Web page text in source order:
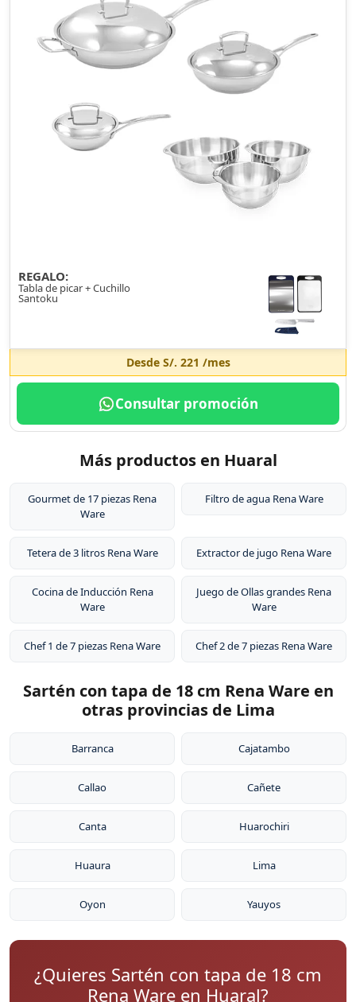
REGALO:
Tabla de picar + Cuchillo
Santoku
Desde S/. 221 /mes
Consultar promoción
Más productos en Huaral
Gourmet de 17 piezas Rena
Ware
Filtro de agua Rena Ware
Tetera de 3 litros Rena Ware Extractor de jugo Rena Ware
Cocina de Inducción Rena
Ware
Juego de Ollas grandes Rena
Ware
Chef 1 de 7 piezas Rena Ware Chef 2 de 7 piezas Rena Ware
Sartén con tapa de 18 cm Rena Ware en
otras provincias de Lima
Barranca Cajatambo
Callao Cañete
Canta Huarochiri
Huaura Lima
Oyon Yauyos
¿Quieres Sartén con tapa de 18 cm
Rena Ware en Huaral?